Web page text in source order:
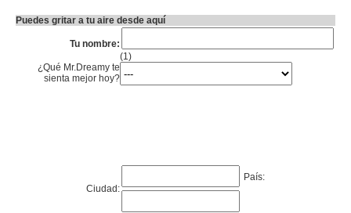
Puedes gritar a tu aire desde aquí
Tu nombre:
(1)
¿Qué Mr.Dreamy te
sienta mejor hoy?
Ciudad:
País: